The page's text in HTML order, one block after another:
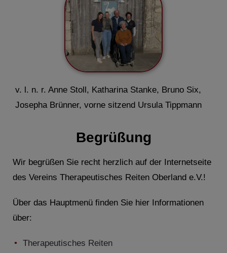
v. l. n. r. Anne Stoll, Katharina Stanke, Bruno Six,
Josepha Brünner, vorne sitzend Ursula Tippmann
Begrüßung
Wir begrüßen Sie recht herzlich auf der Internetseite
des Vereins Therapeutisches Reiten Oberland e.V.!
Über das Hauptmenü finden Sie hier Informationen
über:
Therapeutisches Reiten